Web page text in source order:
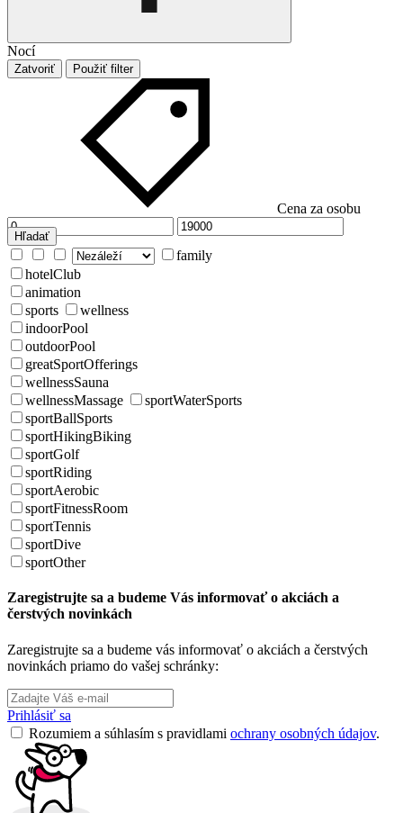
Nocí
Zatvoriť Použiť filter
Cena za osobu
Hľadať
family
hotelClub
animation
sports
wellness
indoorPool
outdoorPool
greatSportOfferings
wellnessSauna
wellnessMassage
sportWaterSports
sportBallSports
sportHikingBiking
sportGolf
sportRiding
sportAerobic
sportFitnessRoom
sportTennis
sportDive
sportOther
Zaregistrujte sa a budeme Vás informovať o akciách a
čerstvých novinkách
Zaregistrujte sa a budeme vás informovať o akciách a čerstvých
novinkách priamo do vašej schránky:
Prihlásiť sa
Rozumiem a súhlasím s pravidlami ochrany osobných údajov.